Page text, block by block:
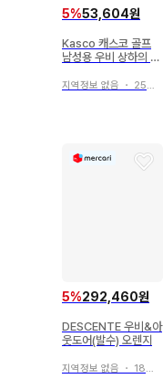
5%53,604원
Kasco 캐스코 골프
남성용 우비 상하의 세
지역정보 없음 ・ 25일 전
5%292,460원
DESCENTE 우비&아
웃도어(발수) 오렌지
지역정보 없음 ・ 18일 전